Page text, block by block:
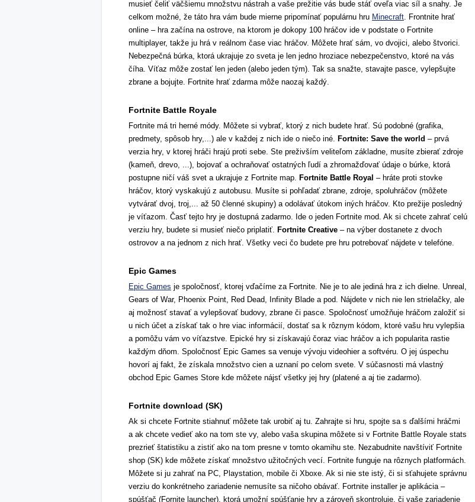
musieť čeliť väčšiemu množstvu nástrah a vaše prežitie vás bude stáť oveľa viac síl a snahy. Je
celkom možné, že táto hra vám bude mierne pripomínať populárnu hru Minecraft. Frontnite hrať
online – hra začína na ostrove, na ktorom je dokopy 100 hráčov ide v podstate o Fortnite
multiplayer, takže ju hrá v reálnom čase viac hráčov. Môžete hrať sám, vo dvojici, alebo štvorici.
Nebezpečná búrka, ktorá ukrajuje zo sveta je len jedno hroziace nebezpečenstvo, ktoré na vás
číha. Víťaz môže zostať len jeden (alebo jeden tým). Tak sa snažte, stavajte pasce, vylepšujte
zbrane a bojujte. Fortnite hrať zdarma môže naozaj každý.
Fortnite Battle Royale
Fortnite má tri herné módy. Môžete si vybrať, ktorý z nich budete hrať. Sú podobné (grafika,
predmety, spôsob hry,...) ale v každej z nich ide o niečo iné. Fortnite: Save the world – prvá
verzia hry, v ktorej hráči hrajú proti sebe. Ste preživším veliteľom základne, musíte zbierať zdroje
(kameň, drevo, ...), bojovať a ochraňovať ostatných ľudí a zhromažďovať údaje o búrke, ktorá
postupne ničí váš svet a ukrajuje z Fortnite map. Fortnite Battle Royal – hráte proti stovke
hráčov, ktorý vyskakujú z autobusu. Musíte si pohľadať zbrane, zdroje, spoluhráčov (môžete
vytvárať dvoj, troj,... až 50 členné skupiny) a odolávať útokom iných hráčov. Kto prežije posledný
je víťazom. Časť tejto hry je dostupná zadarmo. Ide o jeden Fortnite mod. Ak si chcete zahrať celú
verziu hry, budete si musieť niečo priplatiť. Fortnite Creative – na výber dostanete z dvoch
ostrovov a na jednom z nich hrať. Všetky veci čo budete pre hru potrebovať nájdete v telefóne.
Epic Games
Epic Games je spoločnosť, ktorej vďačíme za Fortnite. Nie je to ale jediná hra z ich dielne. Unreal,
Gears of War, Phoenix Point, Red Dead, Infinity Blade a pod. Nájdete v nich nie len strielačky, ale
aj možnosť stavať a vylepšovať budovy, zbrane či pasce. Spoločnosť umožňuje hráčom založiť si
u nich účet a získať tak o hre viac informácií, dostať sa k rôznym kódom, ktoré vašu hru vylepšia
a pomôžu vám vo víťazstve. Epické hry si získavajú čoraz viac hráčov a ich popularita rastie
každým dňom. Spoločnosť Epic Games sa venuje vývoju videohier a softvéru. O jej úspechu
hovorí aj fakt, že získala množstvo cien a uznaní po celom svete. V súčasnosti má vlastný
obchod Epic Games Store kde môžete nájsť všetky jej hry (platené a aj tie zadarmo).
Fortnite download (SK)
Ak si chcete Fortnite stiahnuť môžete tak urobiť aj tu. Zahrajte si hru, spojte sa s ďalšími hráčmi
a ak chcete vedieť ako na tom ste vy, alebo vaša skupina môžete si v Fortnite Battle Royale stats
prezrieť štatistiku a zistiť ako na tom presne v tomto okamihu ste. Nezabudnite navštíviť Fortnite
shop (SK) kde môžete získať množstvo užitočných vecí. Fortnite funguje na rôznych platformách.
Môžete si ju zahrať na PC, Playstation, mobile či Xboxe. Ak si nie ste istý, či si sťahujete správnu
verziu do konkrétneho zariadenie nemusíte sa ničoho obávať. Fortnite installer je aplikácia –
spúšťač (Fornite launcher), ktorá umožní spúšťanie hry a zároveň skontroluje, či vaše zariadenie